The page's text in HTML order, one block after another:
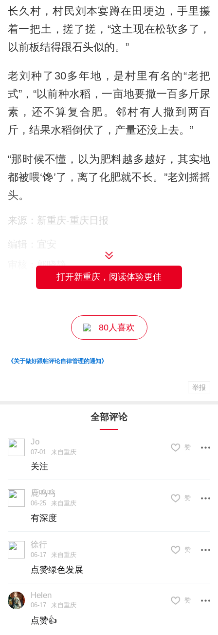
长久村，村民刘本宴蹲在田埂边，手里攥
着一把土，搓了搓，“这土现在松软多了，
以前板结得跟石头似的。”
老刘种了30多年地，是村里有名的“老把
式”，“以前种水稻，一亩地要撒一百多斤尿
素，还不算复合肥。邻村有人撒到两百
斤，结果水稻倒伏了，产量还没上去。”
“那时候不懂，以为肥料越多越好，其实地
都被喂‘馋’了，离了化肥就不长。”老刘摇摇
头。
变化始于2020年。原长龙镇（桂东街道成
立前）推广测土配方施肥，农技员王勇带
着土样采集器走村入户，给每块地“体检开
磷钾含量偏高、有机质偏低。”王勇掏出手
机，点开一个App，“你看，输入地块位置
和作物品种，系统就自动生成施肥建议，
施多少、什么时候施、用什么肥，一清二
“我种了一辈子地，还要机器教？”老刘起初
半信半疑。第一年，他只试了两亩地，按
照配方施肥，每亩少用30斤化肥，水稻产
部用上了“处方肥”。
笑了，“以前打药，背着喷雾器在地里走一
趟，又累又呛。现在杀虫灯一挂，虫没
香了，单价也提高了。”
据了解，自2018年我市推进农业面源治理
来源：新重庆-重庆日报
编辑：宜安
审核：郭晓静
主编：邹密
打开新重庆，阅读体验更佳
80人喜欢
《关于做好跟帖评论自律管理的通知》
举报
全部评论
Jo
07-01 来自重庆
赞
关注
鹿鸣鸣
06-25 来自重庆
赞
有深度
徐行
06-17 来自重庆
赞
点赞绿色发展
Helen
06-17 来自重庆
赞
点赞👍